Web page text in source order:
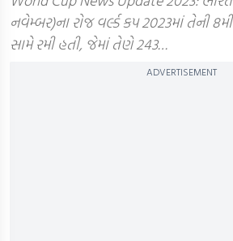
નવેમ્બર)ના રોજ વર્લ્ડ કપ 2023માં તેની
સામે રમી હતી, જેમાં તેણે 243…
ADVERTISEMENT